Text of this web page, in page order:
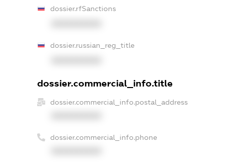
dossier.rfSanctions
dossier.russian_reg_title
dossier.commercial_info.title
dossier.commercial_info.postal_address
dossier.commercial_info.phone